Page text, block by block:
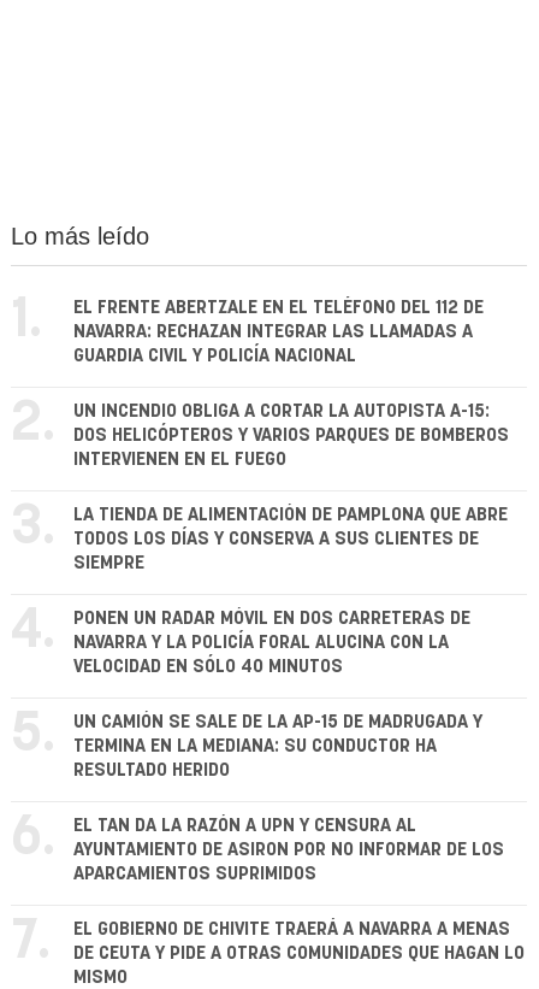
Lo más leído
1.
EL FRENTE ABERTZALE EN EL TELÉFONO DEL 112 DE
NAVARRA: RECHAZAN INTEGRAR LAS LLAMADAS A
GUARDIA CIVIL Y POLICÍA NACIONAL
2.
UN INCENDIO OBLIGA A CORTAR LA AUTOPISTA A-15:
DOS HELICÓPTEROS Y VARIOS PARQUES DE BOMBEROS
INTERVIENEN EN EL FUEGO
3.
LA TIENDA DE ALIMENTACIÓN DE PAMPLONA QUE ABRE
TODOS LOS DÍAS Y CONSERVA A SUS CLIENTES DE
SIEMPRE
4.
PONEN UN RADAR MÓVIL EN DOS CARRETERAS DE
NAVARRA Y LA POLICÍA FORAL ALUCINA CON LA
VELOCIDAD EN SÓLO 40 MINUTOS
5.
UN CAMIÓN SE SALE DE LA AP-15 DE MADRUGADA Y
TERMINA EN LA MEDIANA: SU CONDUCTOR HA
RESULTADO HERIDO
6.
EL TAN DA LA RAZÓN A UPN Y CENSURA AL
AYUNTAMIENTO DE ASIRON POR NO INFORMAR DE LOS
APARCAMIENTOS SUPRIMIDOS
7.
EL GOBIERNO DE CHIVITE TRAERÁ A NAVARRA A MENAS
DE CEUTA Y PIDE A OTRAS COMUNIDADES QUE HAGAN LO
MISMO